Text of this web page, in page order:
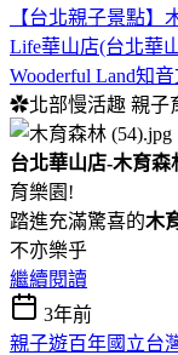
【台北親子景點】
Life華山店(台北華
Wooderful Land知音
✿北部慢活趣 親子
台北華山店-木育森
育樂園!
踏進充滿驚喜的木
不亦樂乎
繼續閱讀
3年前
親子遊百年國立台